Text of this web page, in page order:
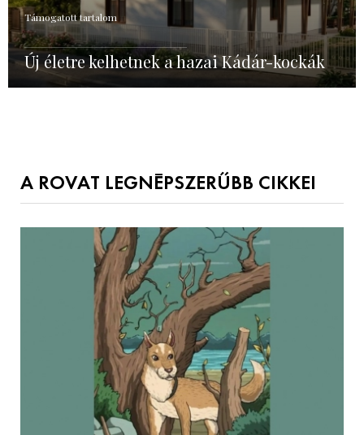
Támogatott tartalom
Új életre kelhetnek a hazai Kádár-kockák
A ROVAT LEGNÉPSZERŰBB CIKKEI